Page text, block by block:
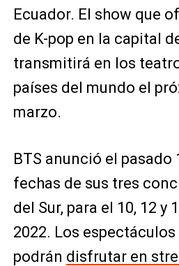
Ecuador. El show que
de K-pop en la capital
transmitirá en los
países del mundo el
marzo.
BTS anunció el pasado
fechas de sus tres
del Sur, para el 10, 12 y
2022. Los espectáculos
podrán disfrutar en